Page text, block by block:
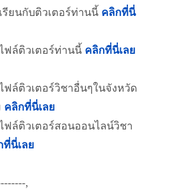
รียนกับติวเตอร์ท่านนี้ คลิกที่นี่
ฟล์ติวเตอร์ท่านนี้ คลิกที่นี่เลย
ฟล์ติวเตอร์วิชาอื่นๆในจังหวัด
คลิกที่นี่เลย
ฟล์ติวเตอร์สอนออนไลน์วิชา
ที่นี่เลย
,